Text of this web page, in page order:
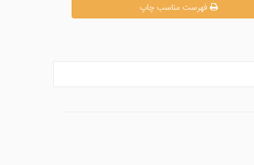
فهرست مناسب چاپ